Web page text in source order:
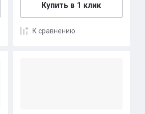
Купить в 1 клик
К сравнению